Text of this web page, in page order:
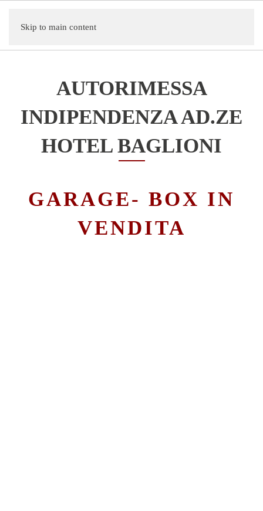
Skip to main content
AUTORIMESSA
INDIPENDENZA AD.ZE
HOTEL BAGLIONI
GARAGE- BOX IN
VENDITA